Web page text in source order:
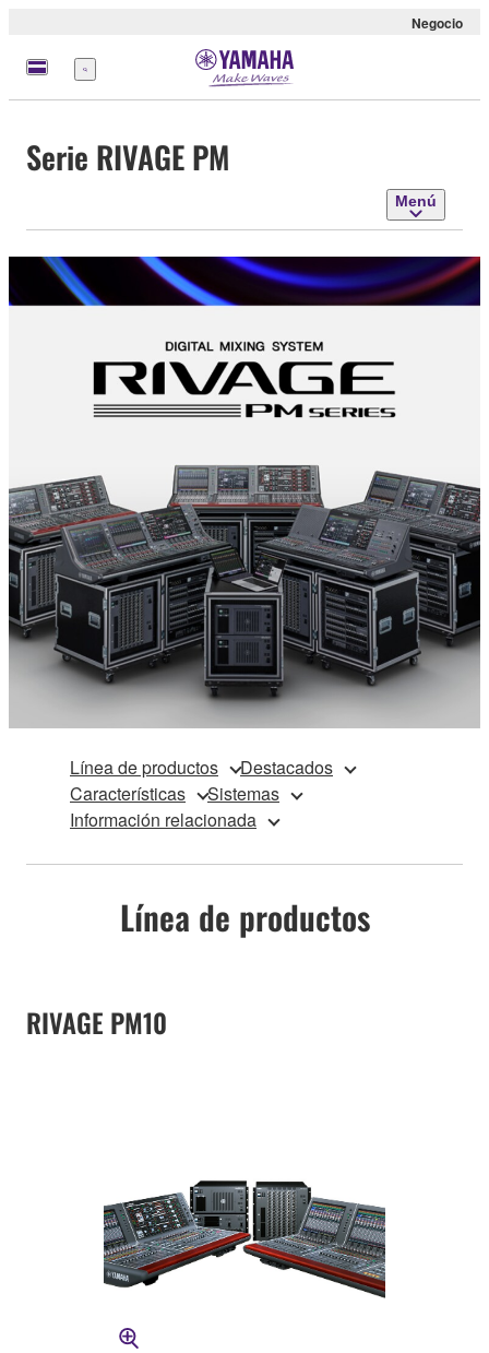
Negocio
Menú
Serie RIVAGE PM
Menú
Línea de productos
Destacados
Características
Sistemas
Información relacionada
Línea de productos
RIVAGE PM10